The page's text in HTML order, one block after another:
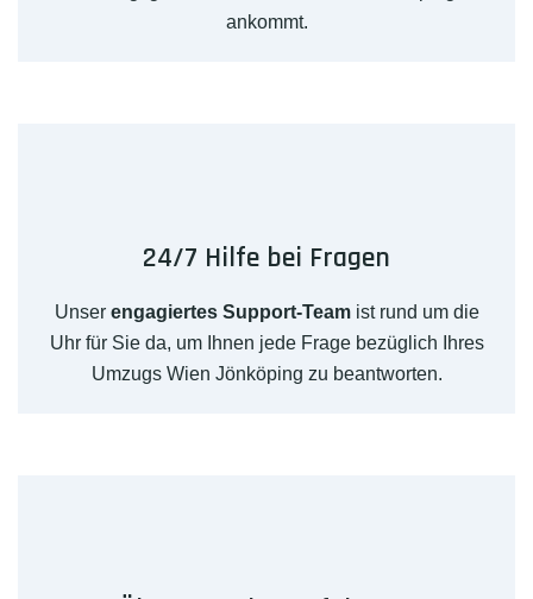
ankommt.
24/7 Hilfe bei Fragen
Unser engagiertes Support-Teamist rund um die
Uhr für Sie da, um Ihnen jede Frage bezüglich Ihres
Umzugs Wien Jönköping zu beantworten.